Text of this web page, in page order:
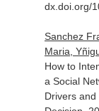
dx.doi.org/
Sanchez
Maria,
How to
a Social
Drivers and